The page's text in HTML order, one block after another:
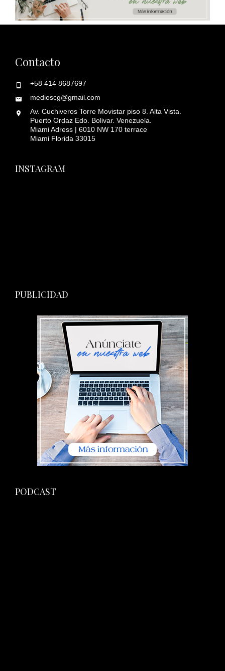
Contacto
+58 414 8687697
medioscg@gmail.com
Av. Cuchiveros Torre Movistar piso 8. Alta Vista.
Puerto Ordaz Edo. Bolivar. Venezuela.
Miami Adress | 6010 NW 170 terrace
Miami Florida 33015
INSTAGRAM
PUBLICIDAD
PODCAST